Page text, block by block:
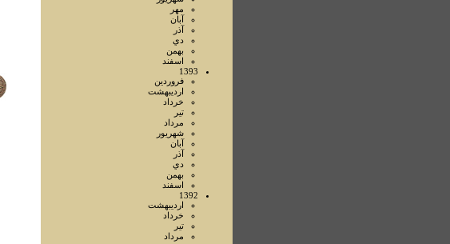
مهر
آبان
آذر
دي
بهمن
اسفند
1393
فروردين
ارديبهشت
خرداد
تير
مرداد
شهريور
آبان
آذر
دي
بهمن
اسفند
1392
ارديبهشت
خرداد
تير
مرداد